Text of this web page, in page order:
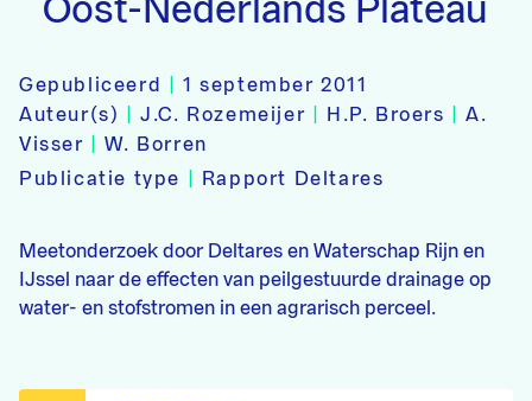
Oost-Nederlands Plateau
Gepubliceerd |1 september 2011
Auteur(s)
|J.C. Rozemeijer H.P. Broers |A.
Visser
|W. Borren
Publicatie type
Rapport Deltares
Meetonderzoek door Deltares en Waterschap Rijn en
IJssel naar de effecten van peilgestuurde drainage op
water- en stofstromen in een agrarisch perceel.